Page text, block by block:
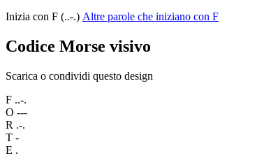
Inizia con F (..-.) Altre parole che iniziano con F
Codice Morse visivo
Scarica o condividi questo design
F ..-.
O ---
R .-.
T -
E .